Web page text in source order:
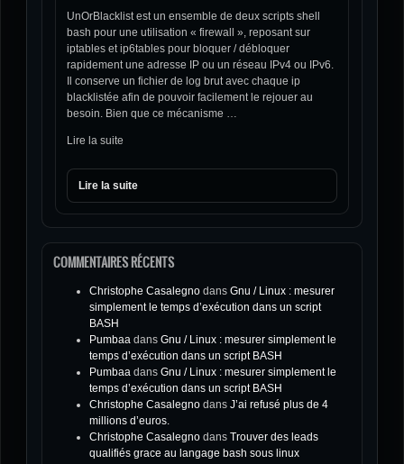
UnOrBlacklist est un ensemble de deux scripts shell
bash pour une utilisation « firewall », reposant sur
iptables et ip6tables pour bloquer / débloquer
rapidement une adresse IP ou un réseau IPv4 ou IPv6.
Il conserve un fichier de log brut avec chaque ip
blacklistée afin de pouvoir facilement le rejouer au
besoin. Bien que ce mécanisme …
Lire la suite
Lire la suite
COMMENTAIRES RÉCENTS
Christophe Casalegno dans Gnu / Linux : mesurer
simplement le temps d’exécution dans un script
BASH
Pumbaa dans Gnu / Linux : mesurer simplement le
temps d’exécution dans un script BASH
Pumbaa dans Gnu / Linux : mesurer simplement le
temps d’exécution dans un script BASH
Christophe Casalegno dans J’ai refusé plus de 4
millions d’euros.
Christophe Casalegno dans Trouver des leads
qualifiés grace au langage bash sous linux